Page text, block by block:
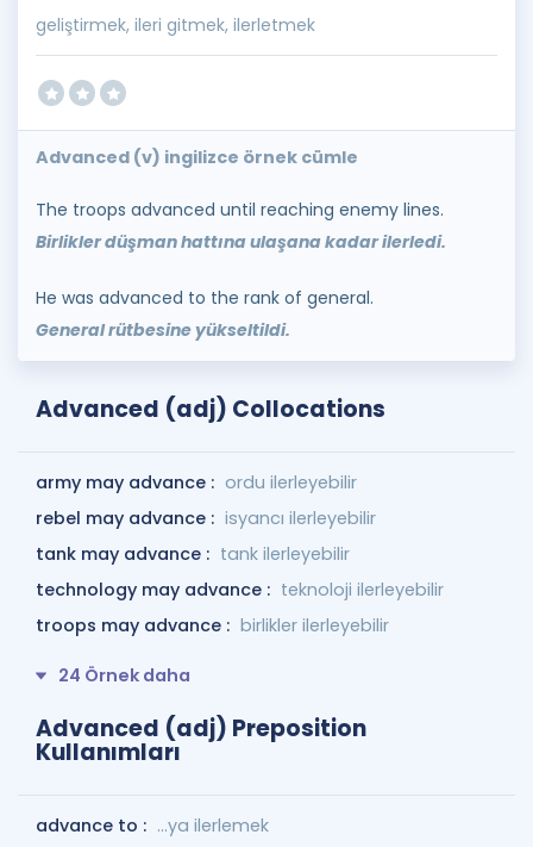
geliştirmek, ileri gitmek, ilerletmek
Advanced (v) ingilizce örnek cümle
The troops advanced until reaching enemy lines.
Birlikler düşman hattına ulaşana kadar ilerledi.
He was advanced to the rank of general.
General rütbesine yükseltildi.
Advanced (adj) Collocations
army may advance : ordu ilerleyebilir
rebel may advance : isyancı ilerleyebilir
tank may advance : tank ilerleyebilir
technology may advance : teknoloji ilerleyebilir
troops may advance : birlikler ilerleyebilir
24 Örnek daha
Advanced (adj) Preposition
Kullanımları
advance to : …ya ilerlemek